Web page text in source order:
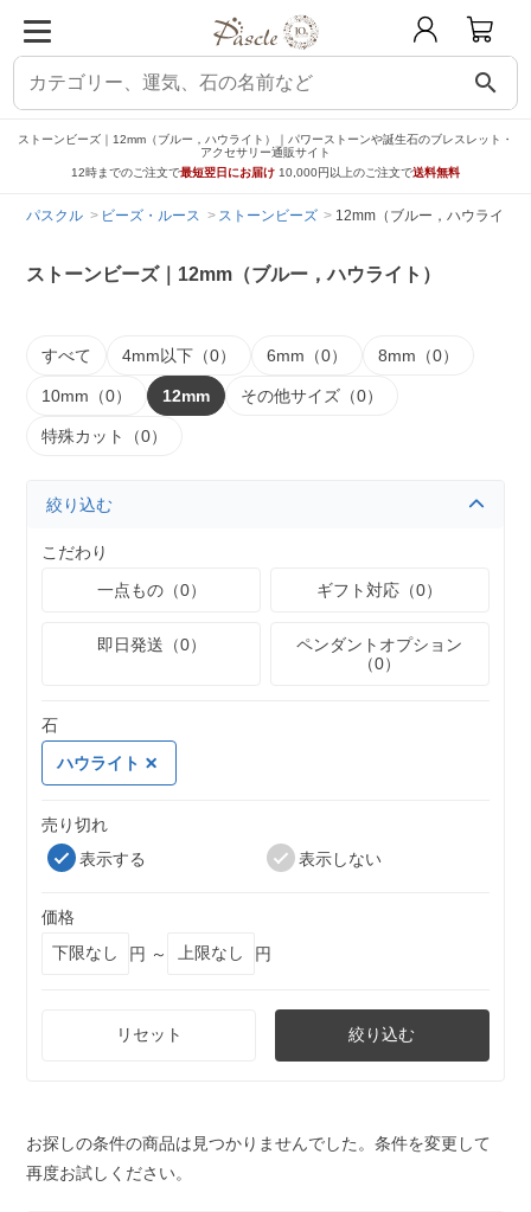
search
ストーンビーズ｜12mm（ブルー，ハウライト）｜パワーストーンや誕生石のブレスレット・
アクセサリー通販サイト
12時までのご注文で最短翌日にお届け 10,000円以上のご注文で送料無料
パスクル ビーズ・ルース ストーンビーズ 12mm（ブルー，ハウライト）
ストーンビーズ｜12mm（ブルー，ハウライト）
すべて 4mm以下（0） 6mm（0） 8mm（0）
10mm（0） 12mm その他サイズ（0）
特殊カット（0）
絞り込む
こだわり
一点もの（0）
ギフト対応（0）
即日発送（0）
ペンダントオプション
（0）
石
ハウライト
売り切れ
表示する
表示しない
価格
円 ～
円
リセット 絞り込む
お探しの条件の商品は見つかりませんでした。条件を変更して
再度お試しください。